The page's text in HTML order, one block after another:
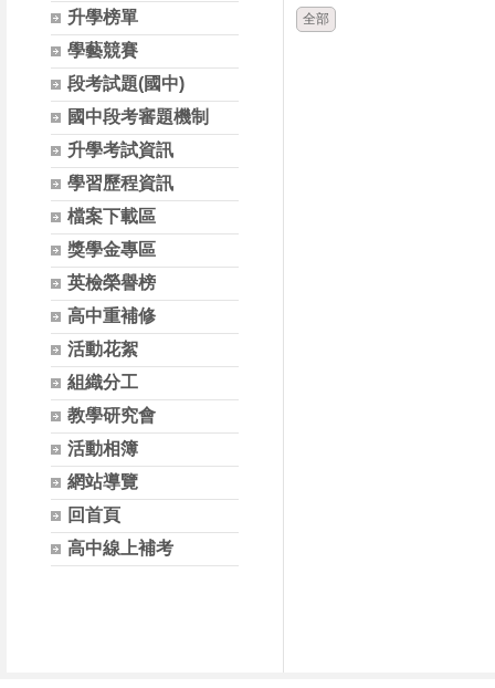
升學榜單
學藝競賽
段考試題(國中)
國中段考審題機制
升學考試資訊
學習歷程資訊
檔案下載區
獎學金專區
英檢榮譽榜
高中重補修
活動花絮
組織分工
教學研究會
活動相簿
網站導覽
回首頁
高中線上補考
全部